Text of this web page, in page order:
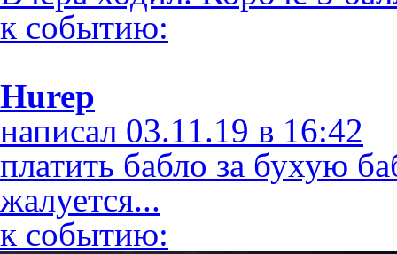
к событию:
Hurep
написал 03.11.19 в 16:42
платить бабло за бухую
жалуется...
к событию: